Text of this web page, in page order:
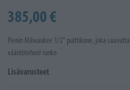
385,00 €
Pienin Milwaukee 1/2" pulttikone, joka
vääntötehon! runko
Lisävarusteet